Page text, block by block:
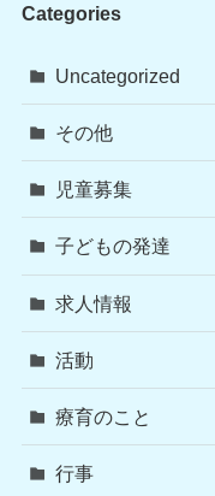
Categories
Uncategorized
その他
児童募集
子どもの発達
求人情報
活動
療育のこと
行事